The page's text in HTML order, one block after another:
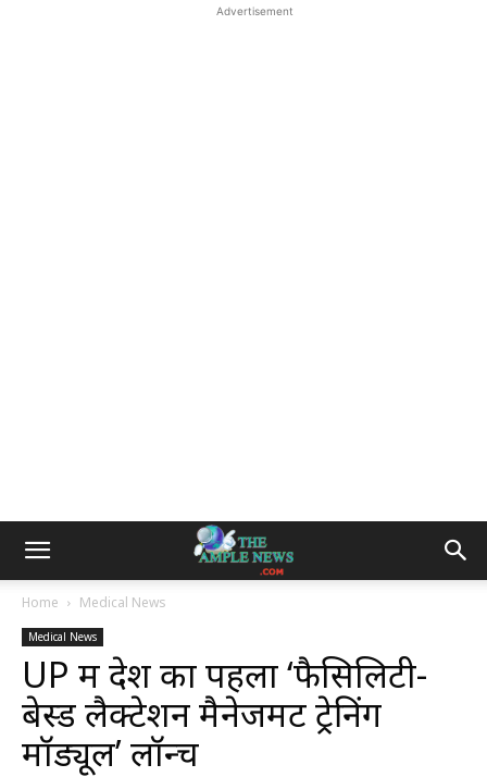
Advertisement
Home Medical News
Medical News
UP में देश का पहला ‘फैसिलिटी-
बेस्ड लैक्टेशन मैनेजमेंट ट्रेनिंग
मॉड्यूल’ लॉन्च